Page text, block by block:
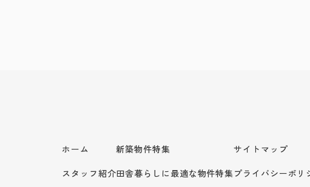
ホーム
スタッフ紹介
新築物件特集
田舎暮らしに最適な物件特集
サイトマップ
プライバシーポリ